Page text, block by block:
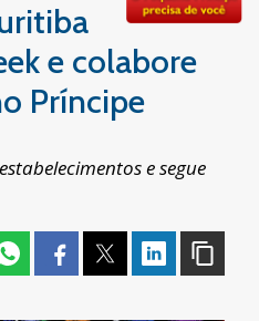
e colabore
Príncipe
e segue